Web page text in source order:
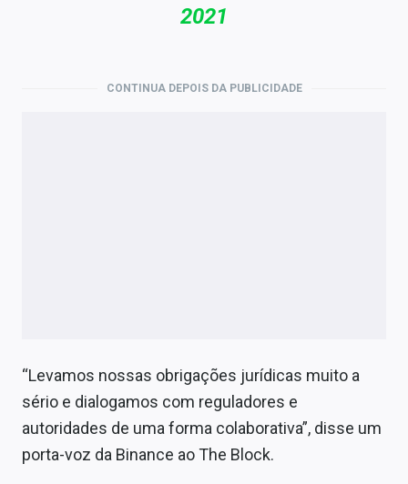
2021
CONTINUA DEPOIS DA PUBLICIDADE
“Levamos nossas obrigações jurídicas muito a
sério e dialogamos com reguladores e
autoridades de uma forma colaborativa”, disse um
porta-voz da Binance ao The Block.